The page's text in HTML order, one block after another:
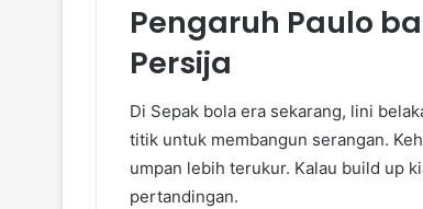
Pengaruh Paulo
Persija
Di Sepak bola era sekarang, lini
titik untuk membangun serangan.
umpan lebih terukur. Kalau build up
pertandingan.